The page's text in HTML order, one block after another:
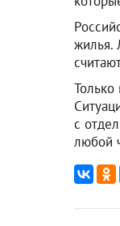
жилья.
с
любой